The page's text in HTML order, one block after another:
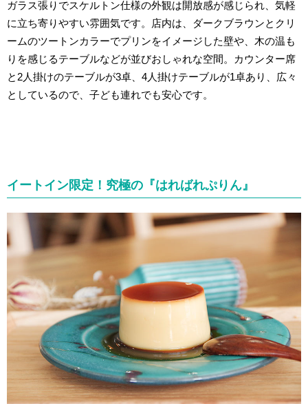
ガラス張りでスケルトン仕様の外観は開放感が感じられ、気軽
に立ち寄りやすい雰囲気です。店内は、ダークブラウンとクリ
ームのツートンカラーでプリンをイメージした壁や、木の温も
りを感じるテーブルなどが並びおしゃれな空間。カウンター席
と2人掛けのテーブルが3卓、4人掛けテーブルが1卓あり、広々
としているので、子ども連れでも安心です。
イートイン限定！究極の『はればれぷりん』